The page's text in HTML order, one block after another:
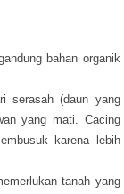
bahan organik
serasah (daun yang
yang mati. Cacing
karena lebih
tanah yang